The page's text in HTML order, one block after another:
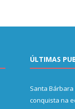
ÚLTIMAS
Santa
conquista na